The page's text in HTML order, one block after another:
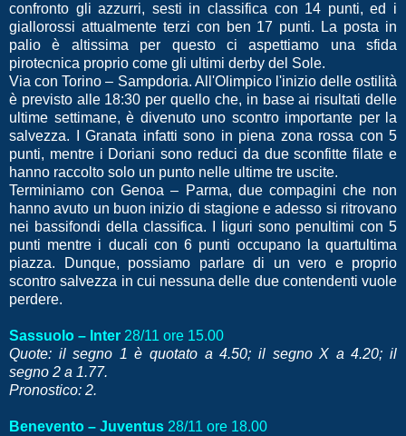
confronto gli azzurri, sesti in classifica con 14 punti, ed i
giallorossi attualmente terzi con ben 17 punti. La posta in
palio è altissima per questo ci aspettiamo una sfida
pirotecnica proprio come gli ultimi derby del Sole.
Via con Torino – Sampdoria. All'Olimpico l'inizio delle ostilità
è previsto alle 18:30 per quello che, in base ai risultati delle
ultime settimane, è divenuto uno scontro importante per la
salvezza. I Granata infatti sono in piena zona rossa con 5
punti, mentre i Doriani sono reduci da due sconfitte filate e
hanno raccolto solo un punto nelle ultime tre uscite.
Terminiamo con Genoa – Parma, due compagini che non
hanno avuto un buon inizio di stagione e adesso si ritrovano
nei bassifondi della classifica. I liguri sono penultimi con 5
punti mentre i ducali con 6 punti occupano la quartultima
piazza. Dunque, possiamo parlare di un vero e proprio
scontro salvezza in cui nessuna delle due contendenti vuole
perdere.
Sassuolo – Inter 28/11 ore 15.00
Quote: il segno 1 è quotato a 4.50; il segno X a 4.20; il
segno 2 a 1.77.
Pronostico: 2.
Benevento – Juventus 28/11 ore 18.00